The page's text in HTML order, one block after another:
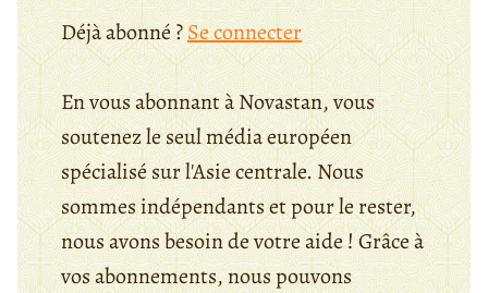
Déjà abonné ?Se connecter
En vous abonnant à Novastan, vous
soutenez le seul média européen
spécialisé sur l'Asie centrale. Nous
sommes indépendants et pour le rester,
nous avons besoin de votre aide ! Grâce à
vos abonnements, nous pouvons